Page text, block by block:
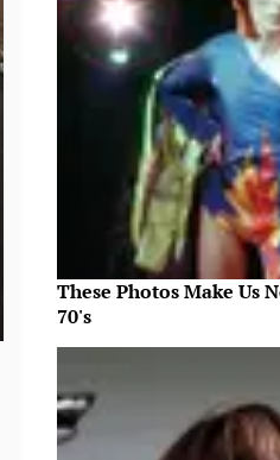
These Photos Make Us
70's